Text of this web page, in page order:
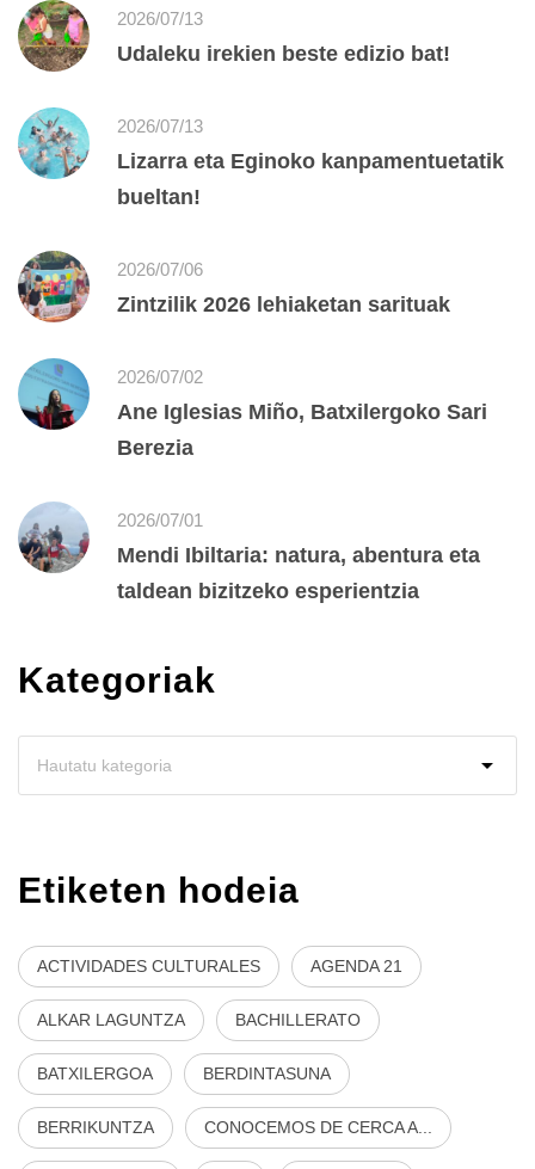
2026/07/13
Udaleku irekien beste edizio bat!
2026/07/13
Lizarra eta Eginoko kanpamentuetatik
bueltan!
2026/07/06
Zintzilik 2026 lehiaketan sarituak
2026/07/02
Ane Iglesias Miño, Batxilergoko Sari
Berezia
2026/07/01
Mendi Ibiltaria: natura, abentura eta
taldean bizitzeko esperientzia
Kategoriak
Etiketen hodeia
ACTIVIDADES CULTURALES AGENDA 21
ALKAR LAGUNTZA BACHILLERATO
BATXILERGOA BERDINTASUNA
BERRIKUNTZA CONOCEMOS DE CERCA A...